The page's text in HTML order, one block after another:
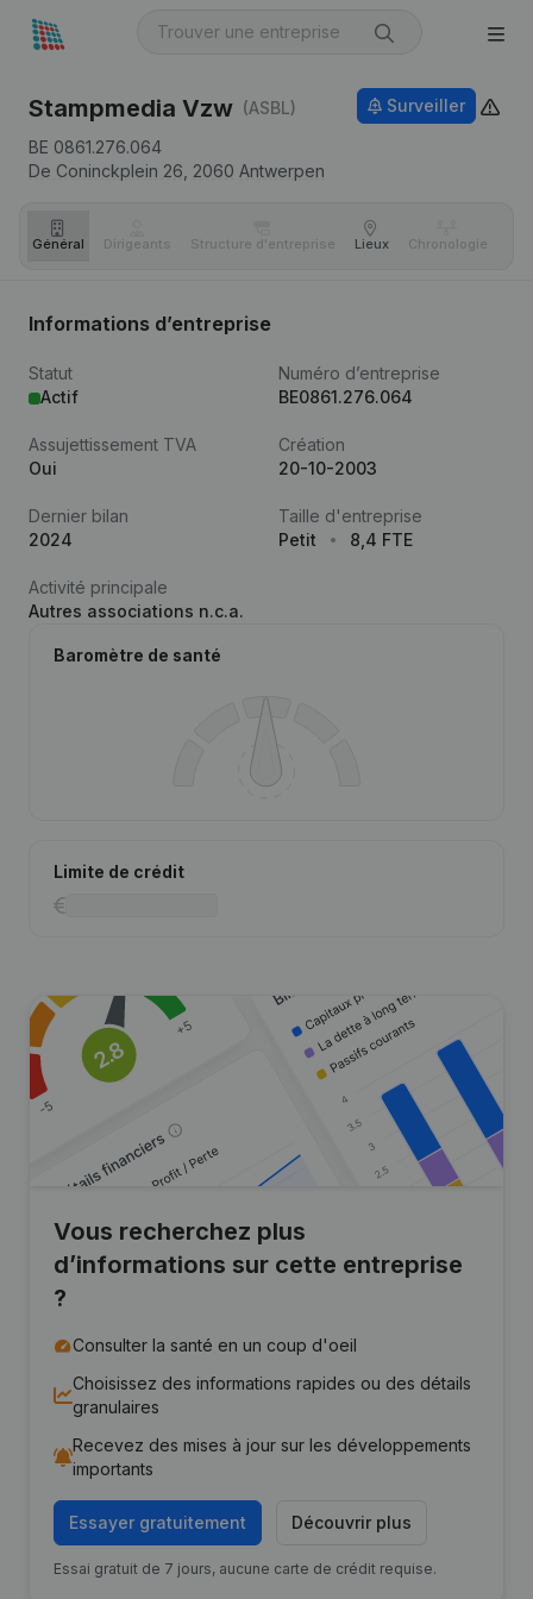
Stampmedia Vzw (ASBL)
BE 0861.276.064
De Coninckplein 26, 2060 Antwerpen
Surveiller
Général Dirigeants Structure d'entreprise Lieux Chronologie
Informations d’entreprise
Statut
Actif
Numéro d’entreprise
BE0861.276.064
Assujettissement TVA
Oui
Création
20-10-2003
Dernier bilan
2024
Taille d'entreprise
Petit
8,4 FTE
Activité principale
Autres associations n.c.a.
Baromètre de santé
Limite de crédit
Vous recherchez plus
d’informations sur cette entreprise
?
Consulter la santé en un coup d'oeil
Choisissez des informations rapides ou des détails
granulaires
Recevez des mises à jour sur les développements
importants
Essayer gratuitement Découvrir plus
Essai gratuit de 7 jours, aucune carte de crédit requise.